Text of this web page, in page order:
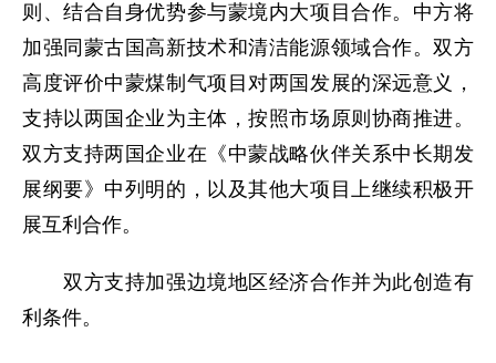
则、结合自身优势参与蒙境内大项目合作。中方将
加强同蒙古国高新技术和清洁能源领域合作。双方
高度评价中蒙煤制气项目对两国发展的深远意义，
支持以两国企业为主体，按照市场原则协商推进。
双方支持两国企业在《中蒙战略伙伴关系中长期发
展纲要》中列明的，以及其他大项目上继续积极开
展互利合作。
双方支持加强边境地区经济合作并为此创造有
利条件。